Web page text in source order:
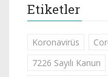
Etiketler
Koronavirüs
7226 Sayılı Kanun